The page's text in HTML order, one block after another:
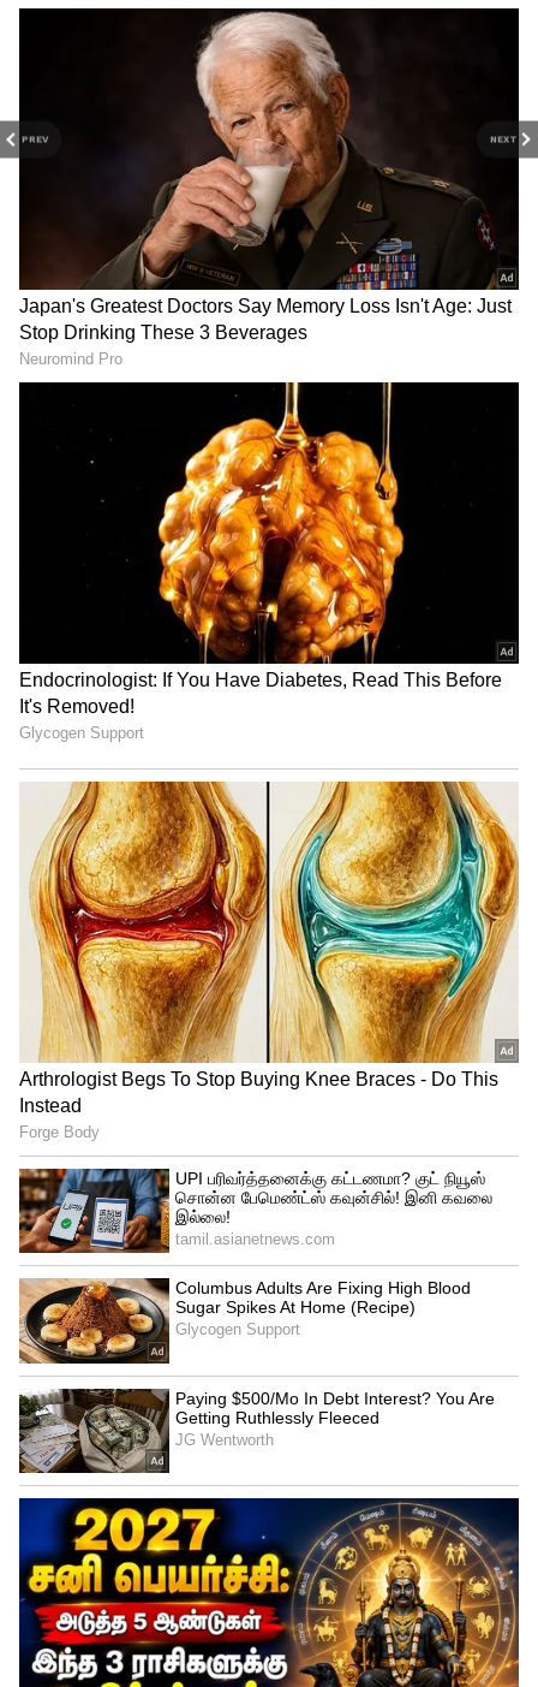
PREV NEXT
நிறுவனங்கள் முதல் மூன்று இடங்களைப்
பிடித்துள்ளன. இதே பட்டியலில் ரிலையன்ஸ்
ரீடெய்ல் 13-வது இடத்தைப் பெற்று
முன்னணி நிறுவனங்களில் ஒன்றாகத்
திகழ்கிறது. இது வேலை சூழல், ஊழியர்
நம்பிக்கை மற்றும் நிறுவன கலாச்சாரத்தில்
ரிலையன்ஸ் தொடர்ந்து கவனம் செலுத்தி
வருவதை வெளிப்படுத்துகிறது.
Related Articles
ATM Rules: இந்த தவறு நடந்தா வங்கி
உங்களுக்கு இழப்பீடு தரணும்..
தெரியுமா?
Savings Account: சேமிப்பு கணக்கில்
எவ்வளவு பணம் வைத்திருக்கலாம்?
இதை மீறினால் வருமான வரி நோட்டீஸ்
வரலாம்!
3
5
Image Credit :X
ரிலையன்ஸ் ரீடெயில்
இந்தியாவின் மிகப்பெரிய ரீடெய்ல்
நிறுவனங்களில் ஒன்றான ரிலையன்ஸ்
ரீடெய்லில் தற்போது 1,30,457-க்கும்
அதிகமான ஊழியர்கள்
பணியாற்றுகின்றனர். இவ்வளவு பெரிய
பணியாளர் அமைப்புடன் செயல்பட்டாலும்,
சிறந்த வேலை சூழலை
உருவாக்கியதற்காக இந்த அங்கீகாரம்